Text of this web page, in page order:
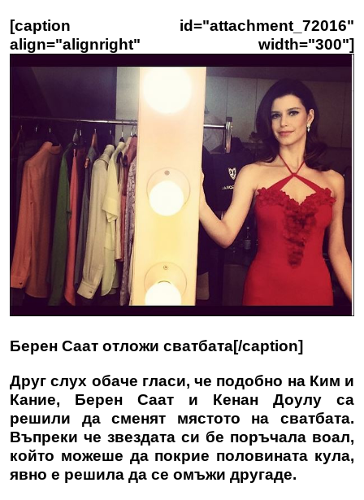
[caption id="attachment_72016"
align="alignright" width="300"]
Берен Саат отложи сватбата[/caption]
Друг слух обаче гласи, че подобно на Ким и
Кание, Берен Саат и Кенан Доулу са
решили да сменят мястото на сватбата.
Въпреки че звездата си бе поръчала воал,
който можеше да покрие половината кула,
явно е решила да се омъжи другаде.